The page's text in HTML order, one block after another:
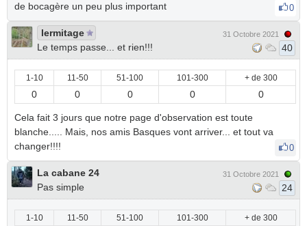
de bocagère un peu plus important
0
lermitage
Le temps passe... et rien!!!
31 Octobre 2021
40
1-10 11-50 51-100 101-300 + de 300
0 0 0 0 0
Cela fait 3 jours que notre page d'observation est toute
blanche..... Mais, nos amis Basques vont arriver... et tout va
changer!!!!
0
La cabane 24
Pas simple
31 Octobre 2021
24
1-10 11-50 51-100 101-300 + de 300